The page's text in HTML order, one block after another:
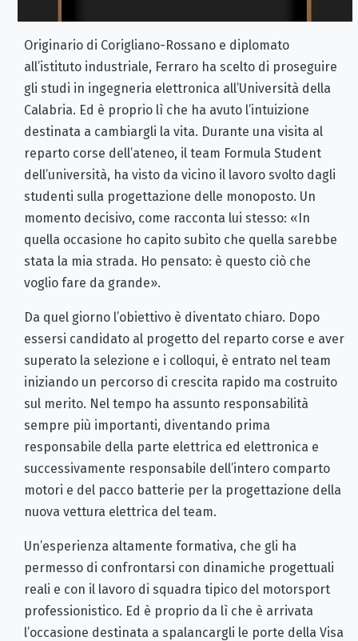
Originario di Corigliano-Rossano e diplomato
all’istituto industriale, Ferraro ha scelto di proseguire
gli studi in ingegneria elettronica all’Università della
Calabria. Ed è proprio lì che ha avuto l’intuizione
destinata a cambiargli la vita. Durante una visita al
reparto corse dell’ateneo, il team Formula Student
dell’università, ha visto da vicino il lavoro svolto dagli
studenti sulla progettazione delle monoposto. Un
momento decisivo, come racconta lui stesso: «In
quella occasione ho capito subito che quella sarebbe
stata la mia strada. Ho pensato: è questo ciò che
voglio fare da grande».
Da quel giorno l’obiettivo è diventato chiaro. Dopo
essersi candidato al progetto del reparto corse e aver
superato la selezione e i colloqui, è entrato nel team
iniziando un percorso di crescita rapido ma costruito
sul merito. Nel tempo ha assunto responsabilità
sempre più importanti, diventando prima
responsabile della parte elettrica ed elettronica e
successivamente responsabile dell’intero comparto
motori e del pacco batterie per la progettazione della
nuova vettura elettrica del team.
Un’esperienza altamente formativa, che gli ha
permesso di confrontarsi con dinamiche progettuali
reali e con il lavoro di squadra tipico del motorsport
professionistico. Ed è proprio da lì che è arrivata
l’occasione destinata a spalancargli le porte della Visa